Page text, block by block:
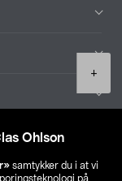
Ohlson
samtykker du i at vi
på
+